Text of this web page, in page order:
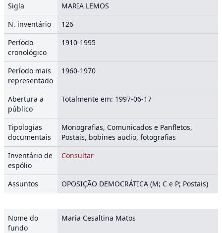
Sigla
MARIA LEMOS
N. inventário
126
Período
cronológico
1910-1995
Período mais
representado
1960-1970
Abertura a
público
Totalmente em: 1997-06-17
Tipologias
documentais
Monografias, Comunicados e Panfletos,
Postais, bobines audio, fotografias
Inventário de
espólio
Consultar
Assuntos OPOSIÇÃO DEMOCRÁTICA (M; C e P; Postais)
Nome do
fundo
Maria Cesaltina Matos